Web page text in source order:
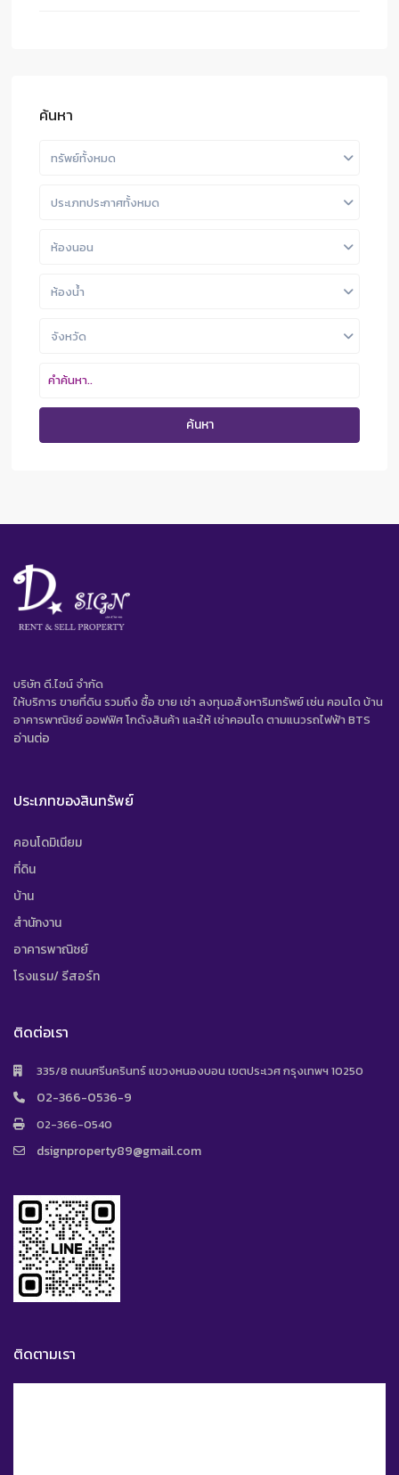
ค้นหา
ทรัพย์ทั้งหมด
ประเภทประกาศทั้งหมด
ห้องนอน
ห้องน้ำ
จังหวัด
ค้นหา
บริษัท ดี.ไซน์ จํากัด
ให้บริการ ขายที่ดิน รวมถึง ซื้อ ขาย เช่า ลงทุนอสังหาริมทรัพย์ เช่น คอนโด บ้าน
อาคารพาณิชย์ ออฟฟิศ โกดังสินค้า และให้ เช่าคอนโด ตามแนวรถไฟฟ้า BTS
อ่านต่อ
ประเภทของสินทรัพย์
คอนโดมิเนียม
ที่ดิน
บ้าน
สำนักงาน
อาคารพาณิชย์
โรงแรม/ รีสอร์ท
ติดต่อเรา
335/8 ถนนศรีนครินทร์ แขวงหนองบอน เขตประเวศ กรุงเทพฯ 10250
02-366-0536-9
02-366-0540
dsignproperty89@gmail.com
ติดตามเรา